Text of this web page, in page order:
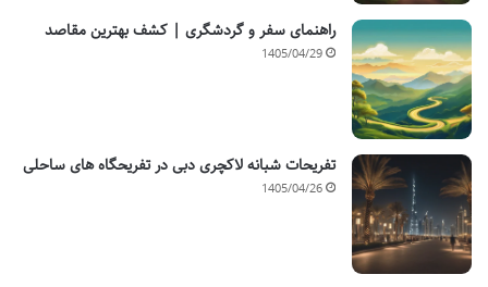
راهنمای سفر و گردشگری | کشف بهترین مقاصد
1405/04/29
تفریحات شبانه لاکچری دبی در تفریحگاه های ساحلی
1405/04/26